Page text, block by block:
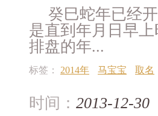
癸巳蛇年已经
是直到年月日早
排盘的年...
标签： 2014年 马宝宝 取名
时间： 2013-12-30